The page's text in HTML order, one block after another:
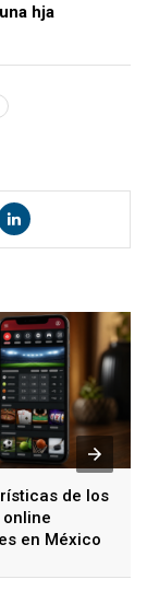
hja
de los
en México